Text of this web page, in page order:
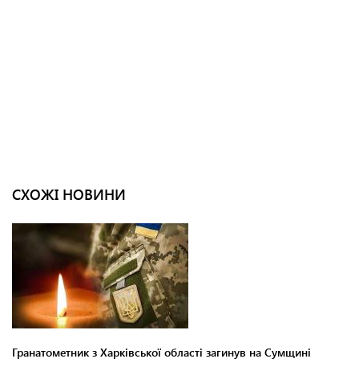
СХОЖІ НОВИНИ
Гранатометник з Харківської області загинув на Сумщині